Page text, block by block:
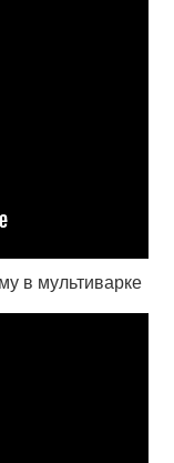
в мультиварке